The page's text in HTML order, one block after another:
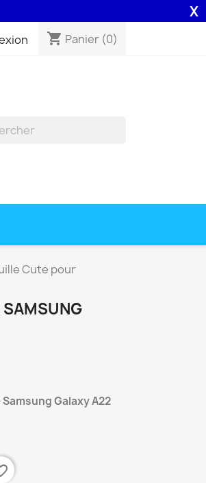
. X
shopping_cart Panier (0)
Cute pour
SAMSUNG
Samsung Galaxy A22